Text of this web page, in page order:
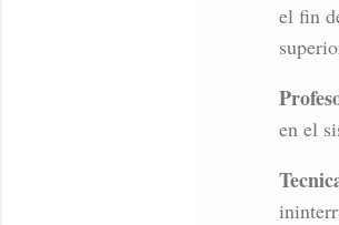
el fin
en el